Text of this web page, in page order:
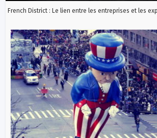
French District : Le lien entre les entreprises et les